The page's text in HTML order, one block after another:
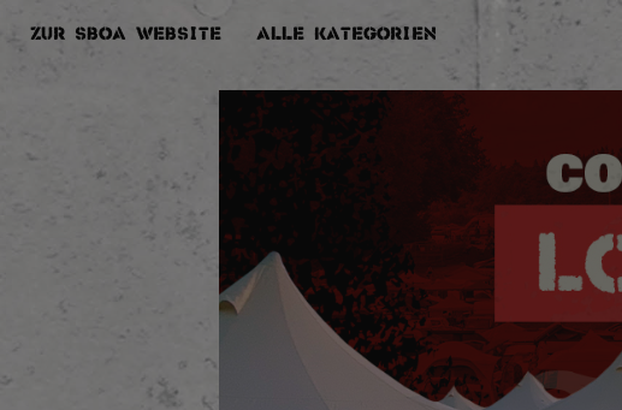
Zur SBOA Website Alle Kategorien